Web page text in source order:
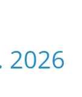
2026